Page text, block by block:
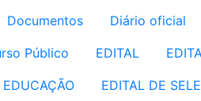
Documentos Diário oficial
Público EDITAL
EDUCAÇÃO EDITAL DE